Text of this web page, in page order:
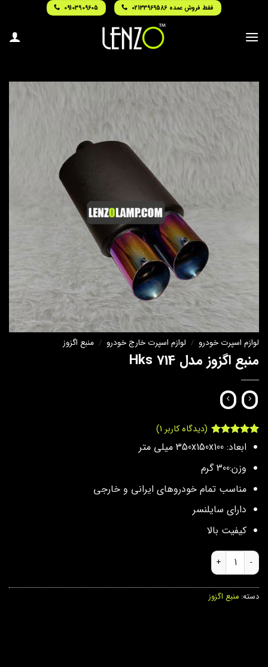
content
فقط فروش عمده 02133969586 09103909605
لوازم اسپرت خودرو / لوازم اسپرت خارج خودرو / منبع اگزوز
منبع اگزوز مدل Hks 714
امتیاز 5
1
(دیدگاه کاربر 1
)
ابعاد: 350x150x100 میلی‌ متر
وزن:300 گرم
مناسب تمام خودروهای ایرانی و خارجی
دارای سایلنسر
کیفیت بالا
منبع اگزوز مدل Hks 714 عدد
دسته: منبع اگزوز